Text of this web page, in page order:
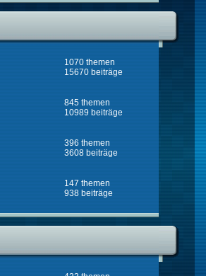
1070 themen
15670 beiträge
845 themen
10989 beiträge
396 themen
3608 beiträge
147 themen
938 beiträge